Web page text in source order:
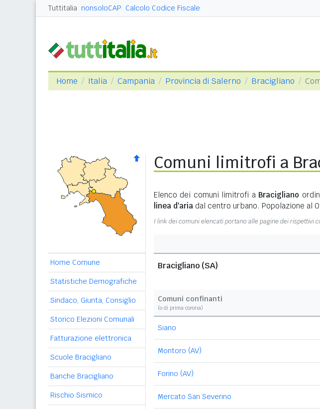
Tuttitalia nonsoloCAP Calcolo Codice Fiscale
Home Italia Campania Provincia di Salerno Bracigliano
Home Comune
Statistiche Demografiche
Sindaco, Giunta, Consiglio
Storico Elezioni Comunali
Fatturazione elettronica
Scuole Bracigliano
Banche Bracigliano
Rischio Sismico
Comuni limitrofi a
Elenco dei comuni limitrofi a Bracigliano
linea d'aria dal centro urbano. Popolazione al
I link dei comuni elencati portano alle pagine dei rispettivi
Bracigliano (SA)
Comuni confinanti
(o di prima corona)
Siano
Montoro (AV)
Forino (AV)
Mercato San Severino